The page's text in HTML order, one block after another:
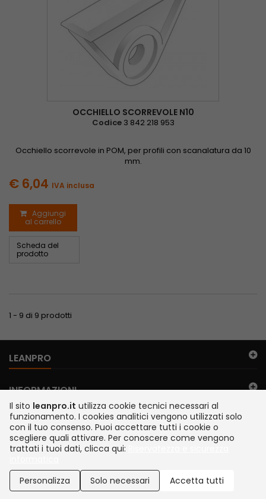
OCCHIELLO SCORREVOLE N10
Codice 3 842 218 953
Occhiello scorrevole in POM, per profili con scanalatura da 10
mm.
€ 6,04 IVA inclusa
Aggiungi
al carrello
Scheda del
prodotto
1 - 9 di 9 prodotti
LEANPRO
INFORMAZIONI
©2026 TEMA S.r.l. Legnano Italia | via Juker 28 | P. IVA IT13112200152 |
SDI A4707H7 | Siamo presenti su MEPA
Sviluppato da Newbridge IT, Garavaglia Software e Tema S.r.l.
IL MIO ACCOUNT
FILO DIRETTO
Il sito leanpro.it utilizza cookie tecnici necessari al
funzionamento. I cookies analitici vengono utilizzati solo
con il tuo consenso. Puoi accettare tutti i cookie o
scegliere quali attivare. Per conoscere come vengono
trattati i tuoi dati, clicca qui:
Personalizza
Solo necessari Accetta tutti